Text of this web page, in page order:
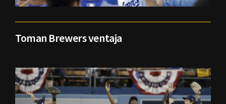
Toman Brewers ventaja